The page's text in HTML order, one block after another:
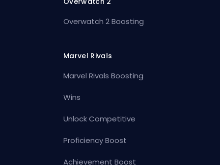
Overwatch 2 Boosting
Marvel Rivals
Marvel Rivals Boosting
Wins
Unlock Competitive
Proficiency Boost
Achievement Boost